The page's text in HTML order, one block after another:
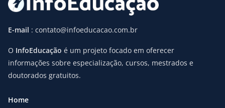
E-mail : contato@infoeducacao.com.br
O InfoEducação é um projeto focado em oferecer
informações sobre especialização, cursos, mestrados e
doutorados gratuitos.
Home